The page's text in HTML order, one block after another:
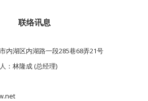
联络讯息
内湖区内湖路一段285巷68弄21号
：林隆成 (总经理)